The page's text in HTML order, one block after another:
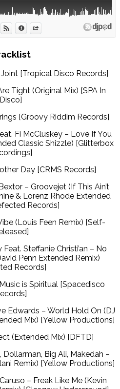
Joint [Tropical Disco Records]
Tight (Original Mix) [SPA In
Disco]
[Groovy Riddim Records]
Fi McCluskey – Love If You
Classic Shizzle) [Glitterbox
Day [CRMS Records]
– Groovejet (If This Ain’t
& Lorenz Rhode Extended
Records]
(Louis Feen Remix) [Self-
Steffanie Christi’an – No
Penn Extended Remix)
Records]
is Spiritual [Spacedisco
Edwards – World Hold On (DJ
Mix) [Yellow Productions]
(Extended Mix) [DFTD]
Big Ali, Makedah –
Remix) [Yellow Productions]
– Freak Like Me (Kevin